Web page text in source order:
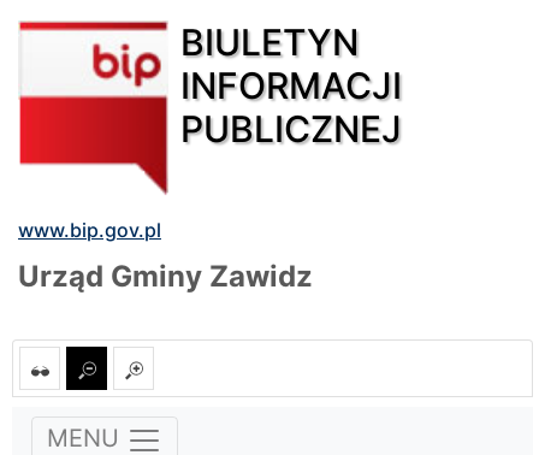
BIULETYN
INFORMACJI
PUBLICZNEJ
www.bip.gov.pl
Urząd Gminy Zawidz
MENU